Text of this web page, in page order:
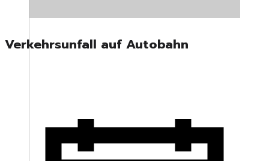
Verkehrsunfall auf Autobahn